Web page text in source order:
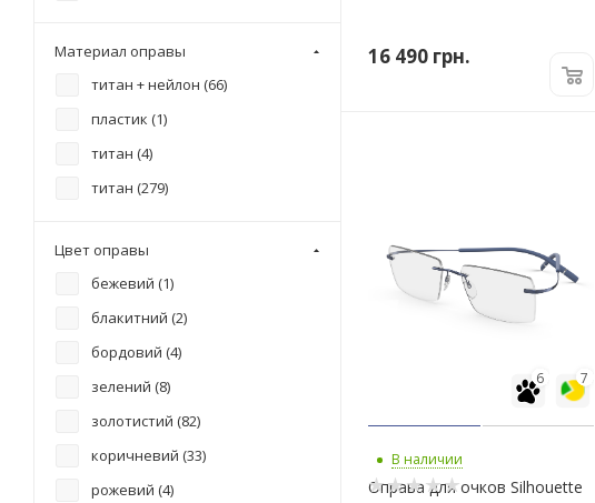
16 490 грн.
7
6
В наличии
Оправа для очков Silhouette
Материал оправы
титан + нейлон (66)
пластик (1)
титан (4)
титан (279)
Цвет оправы
бежевий (1)
блакитний (2)
бордовий (4)
зелений (8)
золотистий (82)
коричневий (33)
рожевий (4)